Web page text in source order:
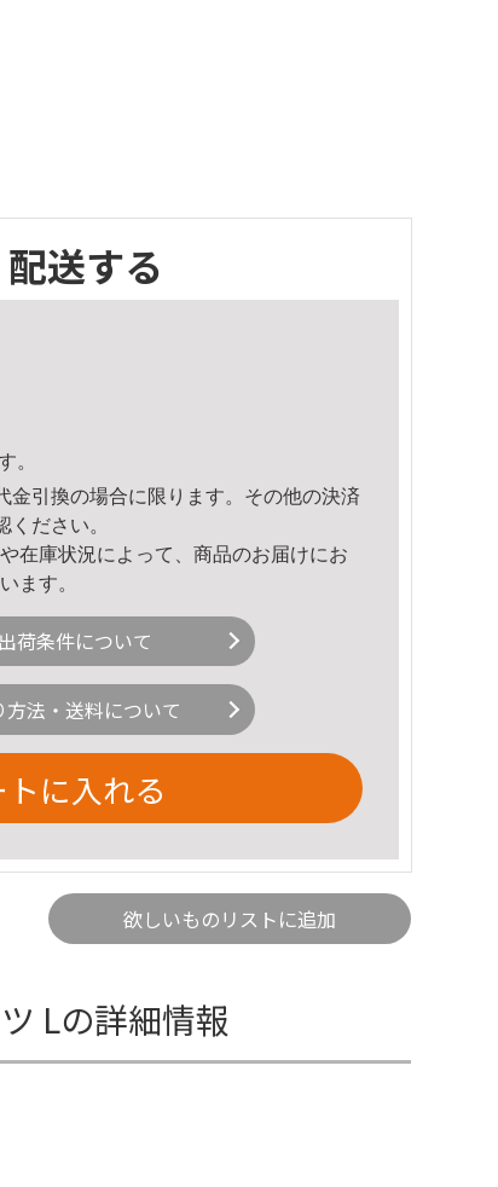
配送する
。
金引換の場合に限ります。その他の決済
ください。
在庫状況によって、商品のお届けにお
ます。
荷条件について
方法・送料について
トに入れる
欲しいものリストに追加
Lの詳細情報